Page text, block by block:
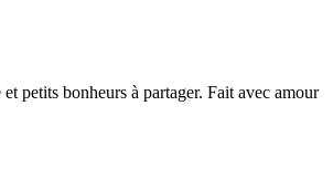
petits bonheurs à partager. Fait avec amour